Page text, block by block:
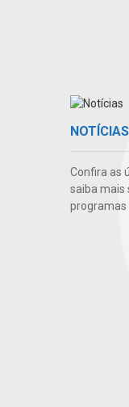
NOTÍCIAS
Confira as
saiba mais
programas